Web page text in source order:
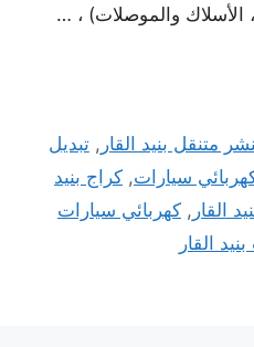
الأسلاك والموصلات) ، …
متنقل بنيد القار ,تبديل
سيارات, كراج بنيد
القار , كهربائي سيارات
القار